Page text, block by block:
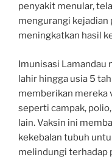
penyakit menular,
mengurangi kejadian
meningkatkan hasil
Imunisasi Lamandau
lahir hingga usia 5
memberikan mereka
seperti campak,
lain. Vaksin ini
kekebalan tubuh
melindungi terhadap